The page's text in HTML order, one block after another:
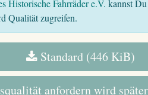
Historische Fahrräder e.V. kannst
Qualität zugreifen.
Standard (446 KiB)
anfordern wird